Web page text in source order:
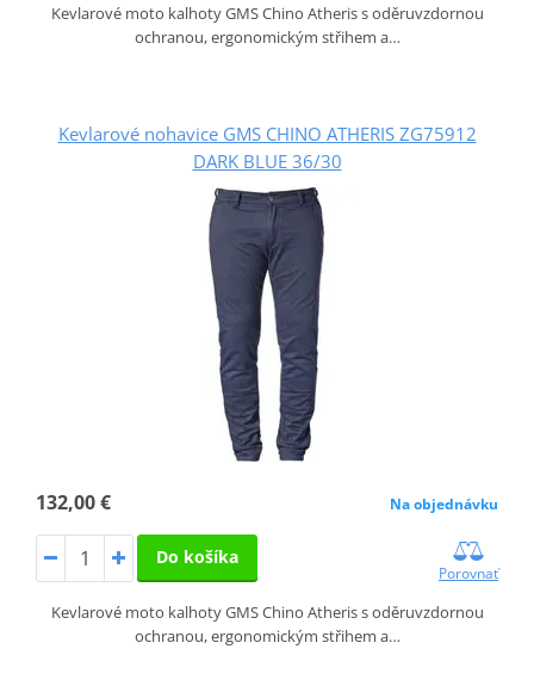
Kevlarové moto kalhoty GMS Chino Atheris s oděruvzdornou
ochranou, ergonomickým střihem a…
Kevlarové nohavice GMS CHINO ATHERIS ZG75912
DARK BLUE 36/30
132,00 € Na objednávku
Do košíka
Porovnať
Kevlarové moto kalhoty GMS Chino Atheris s oděruvzdornou
ochranou, ergonomickým střihem a…